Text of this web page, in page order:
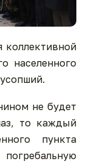
коллективной
населенного
не будет
то каждый
пункта